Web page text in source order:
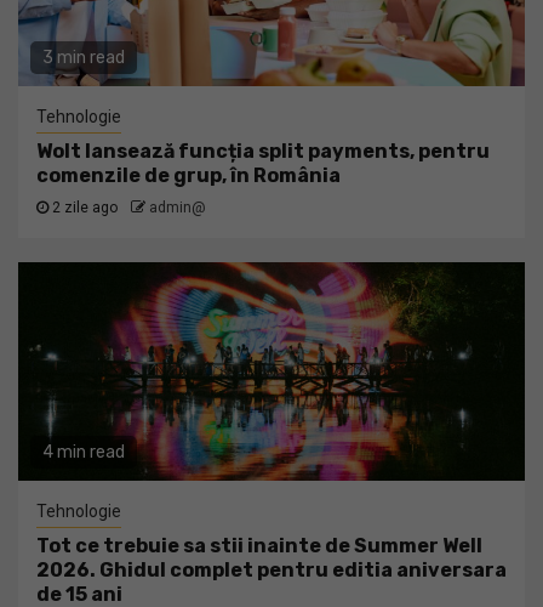
3 min read
Tehnologie
Wolt lansează funcția split payments, pentru
comenzile de grup, în România
2 zile ago admin@
4 min read
Tehnologie
Tot ce trebuie sa stii inainte de Summer Well
2026. Ghidul complet pentru editia aniversara
de 15 ani